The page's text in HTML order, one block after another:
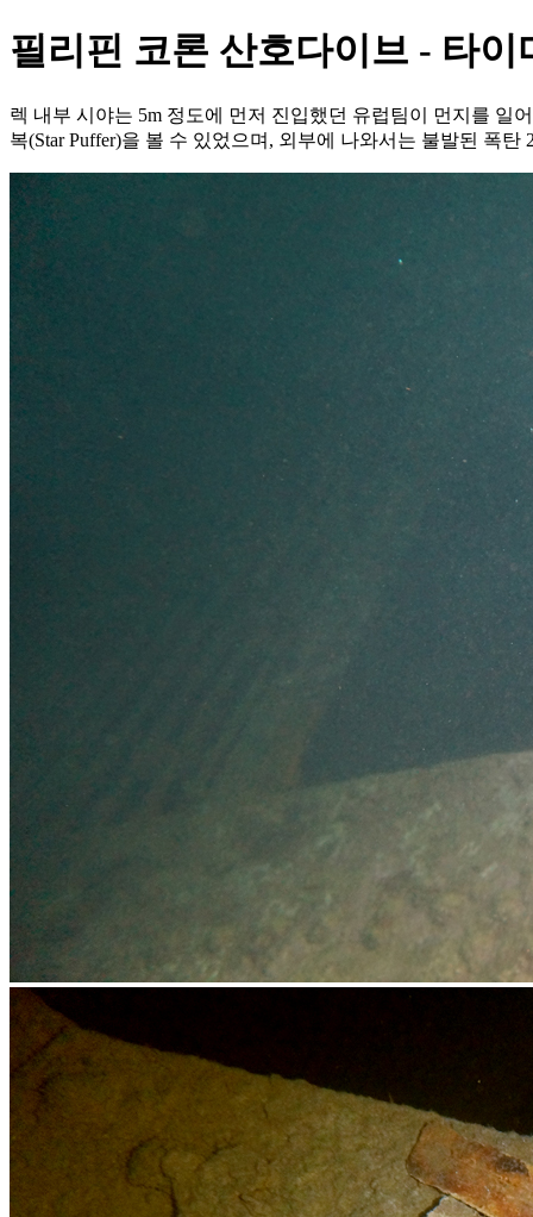
필리핀 코론 산호다이브 - 타이
렉 내부 시야는 5m 정도에 먼저 진입했던 유럽팀이 먼지를 일
복(Star Puffer)을 볼 수 있었으며, 외부에 나와서는 불발된 폭탄